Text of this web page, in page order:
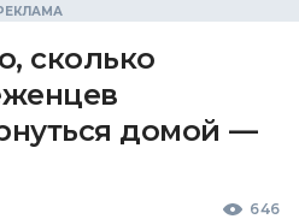
сколько
домой —
646